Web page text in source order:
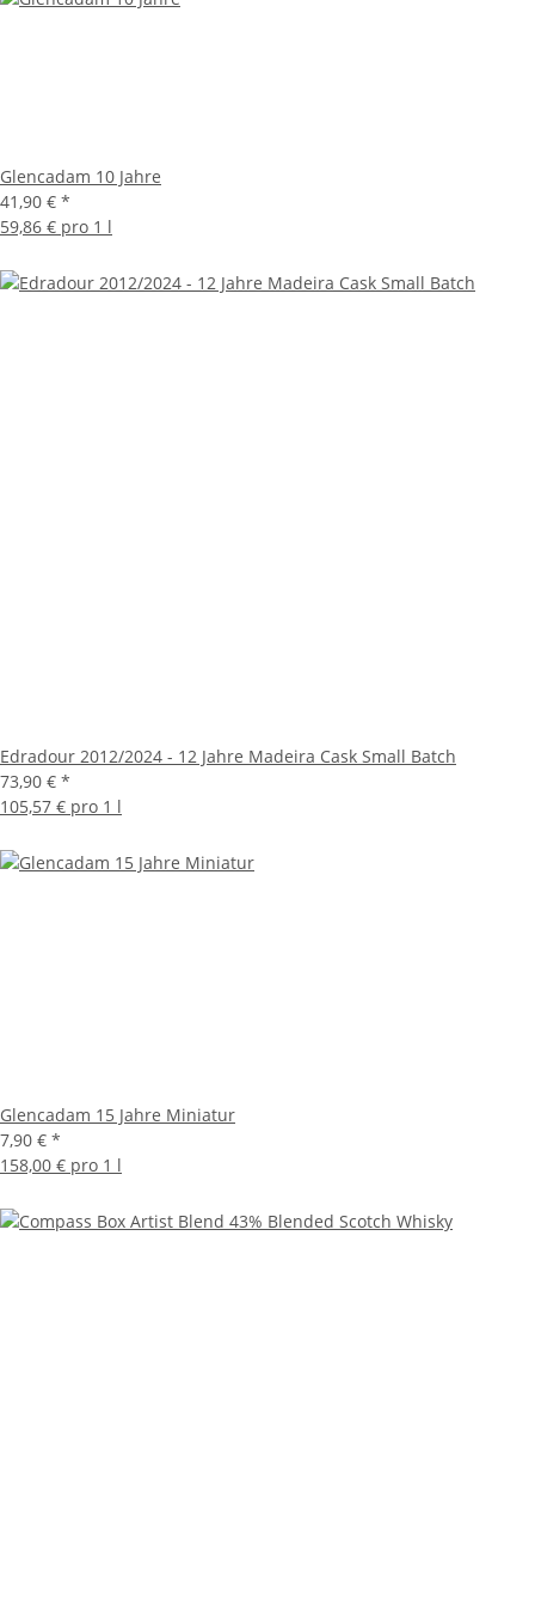
Glencadam 10 Jahre
41,90 € *
59,86 € pro 1 l
Edradour 2012/2024 - 12 Jahre Madeira Cask Small Batch
73,90 € *
105,57 € pro 1 l
Glencadam 15 Jahre Miniatur
7,90 € *
158,00 € pro 1 l